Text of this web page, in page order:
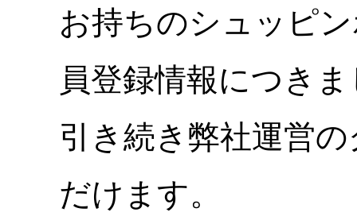
お持ちのシュッピ
員登録情報につき
引き続き弊社運営
だけます。